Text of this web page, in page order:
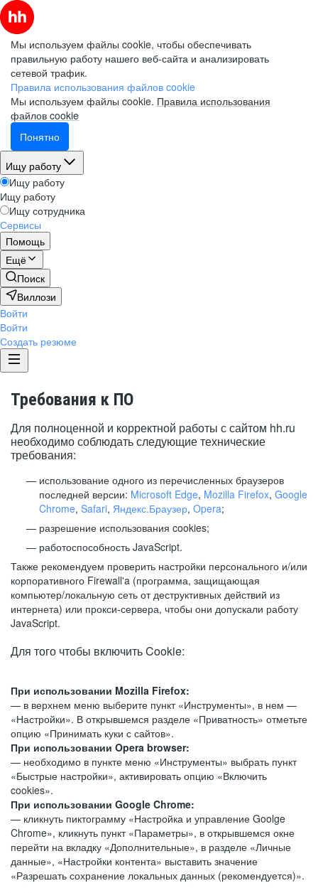
Мы используем файлы cookie, чтобы обеспечивать
правильную работу нашего веб-сайта и анализировать
сетевой трафик.
Правила использования файлов cookie
Мы используем файлы cookie. Правила использования
файлов cookie
Понятно
Ищу работу
Ищу работу
Ищу работу
Ищу сотрудника
Сервисы
Помощь
Ещё
Поиск
Виллози
Войти
Войти
Создать резюме
Требования к ПО
Для полноценной и корректной работы с сайтом hh.ru
необходимо соблюдать следующие технические
требования:
использование одного из перечисленных браузеров
последней версии: Microsoft Edge, Mozilla Firefox, Google
Chrome, Safari, Яндекс.Браузер, Opera;
разрешение использования cookies;
работоспособность JavaScript.
Также рекомендуем проверить настройки персонального и/или
корпоративного Firewall'a (программа, защищающая
компьютер/локальную сеть от деструктивных действий из
интернета) или прокси-сервера, чтобы они допускали работу
JavaScript.
Для того чтобы включить Cookie:
При использовании Mozilla Firefox:
— в верхнем меню выберите пункт «Инструменты», в нем —
«Настройки». В открывшемся разделе «Приватность» отметьте
опцию «Принимать куки с сайтов».
При использовании Opera browser:
— необходимо в пункте меню «Инструменты» выбрать пункт
«Быстрые настройки», активировать опцию «Включить
cookies».
При использовании Google Chrome:
— кликнуть пиктограмму «Настройка и управление Goolge
Chrome», кликнуть пункт «Параметры», в открывшемся окне
перейти на вкладку «Дополнительные», в разделе «Личные
данные», «Настройки контента» выставить значение
«Разрешать сохранение локальных данных (рекомендуется)».